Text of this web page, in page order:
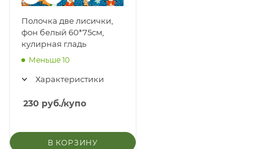
Полочка две лисички,
фон белый 60*75см,
кулирная гладь
Меньше 10
Характеристики
230 руб./купо
В КОРЗИНУ